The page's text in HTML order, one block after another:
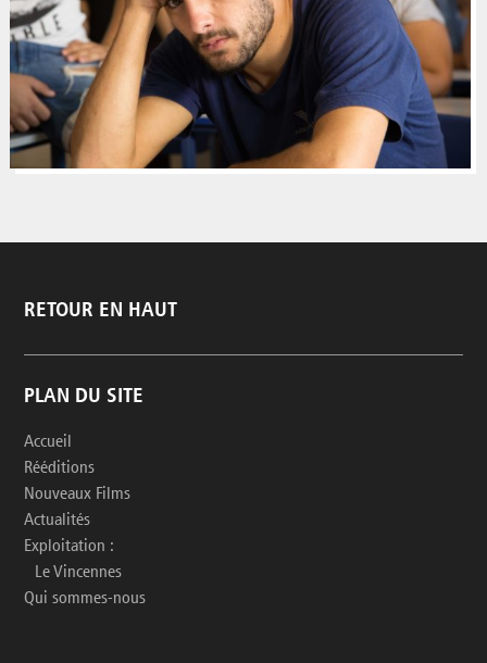
RETOUR EN HAUT
PLAN DU SITE
Accueil
Rééditions
Nouveaux Films
Actualités
Exploitation :
Le Vincennes
Qui sommes-nous